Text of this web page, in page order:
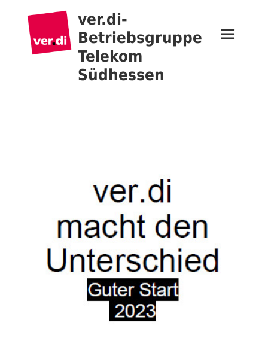
ver.di-
Betriebsgruppe
Telekom
Südhessen